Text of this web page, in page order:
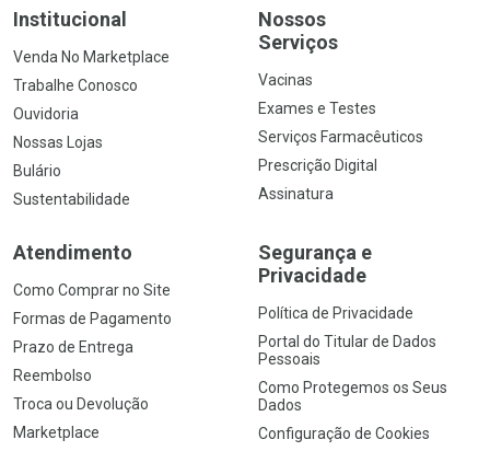
Institucional
Venda No Marketplace
Trabalhe Conosco
Ouvidoria
Nossas Lojas
Bulário
Sustentabilidade
Nossos
Serviços
Vacinas
Exames e Testes
Serviços Farmacêuticos
Prescrição Digital
Assinatura
Atendimento
Como Comprar no Site
Formas de Pagamento
Prazo de Entrega
Reembolso
Troca ou Devolução
Marketplace
Segurança e
Privacidade
Política de Privacidade
Portal do Titular de Dados
Pessoais
Como Protegemos os Seus
Dados
Configuração de Cookies